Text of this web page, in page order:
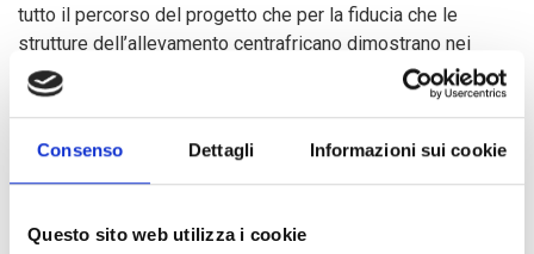
Consenso Dettagli Informazioni sui cookie
Questo sito web utilizza i cookie
tutto il percorso del progetto che per la fiducia che le
strutture dell’allevamento centrafricano dimostrano nei
confronti di COOPI.
Successivamente, a prendere parola é stato il Direttore
dell’ANDE Domitien Gbamangou-Mokondji, il quale ha
partendo proprio dalla dotazione di kit e pulcini che COOPI